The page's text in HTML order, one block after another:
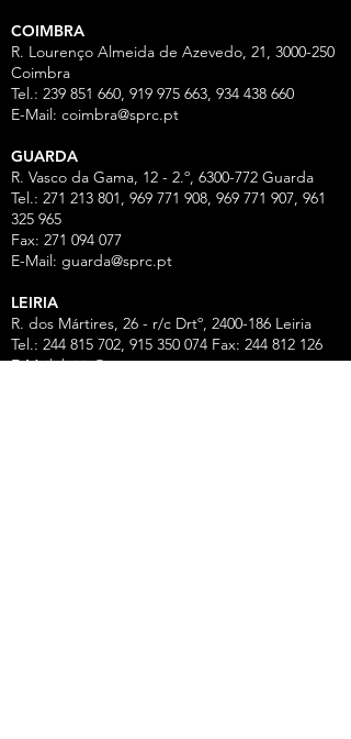
COIMBRA
R. Lourenço Almeida de Azevedo, 21, 3000-250
Coimbra
Tel.: 239 851 660, 919 975 663, 934 438 660
E-Mail: coimbra@sprc.pt
GUARDA
R. Vasco da Gama, 12 - 2.º, 6300-772 Guarda
Tel.: 271 213 801, 969 771 908, 969 771 907, 961
325 965
Fax: 271 094 077
E-Mail: guarda@sprc.pt
LEIRIA
R. dos Mártires, 26 - r/c Drtº, 2400-186 Leiria
Tel.: 244 815 702, 915 350 074 Fax: 244 812 126
E-Mail:leiria@sprc.pt